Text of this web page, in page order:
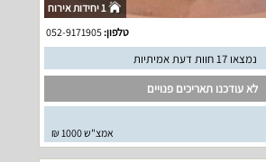
1 יחידות אירוח
טלפון:052-9171905
נמצאו 17 חוות דעת אמיתיות
לא עודכנו תאריכים פנויים
אמצ"ש 1000 ₪